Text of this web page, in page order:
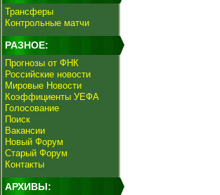
Трансферы
Контрольные матчи
РАЗНОЕ:
Прогнозы от ФНК
Российские новости
Мировые Новости
Коэффициенты УЕФА
Голосование
Поиск
Вакансии
Новый Форум
Старый Форум
Контакты
АРХИВЫ: